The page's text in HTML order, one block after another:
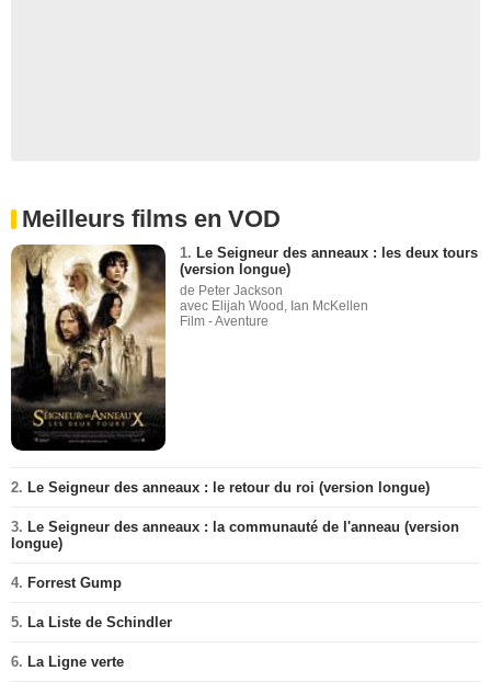
Meilleurs films en VOD
1. Le Seigneur des anneaux : les deux tours
(version longue)
de Peter Jackson
avec Elijah Wood, Ian McKellen
Film - Aventure
2. Le Seigneur des anneaux : le retour du roi (version longue)
3. Le Seigneur des anneaux : la communauté de l'anneau (version
longue)
4. Forrest Gump
5. La Liste de Schindler
6. La Ligne verte